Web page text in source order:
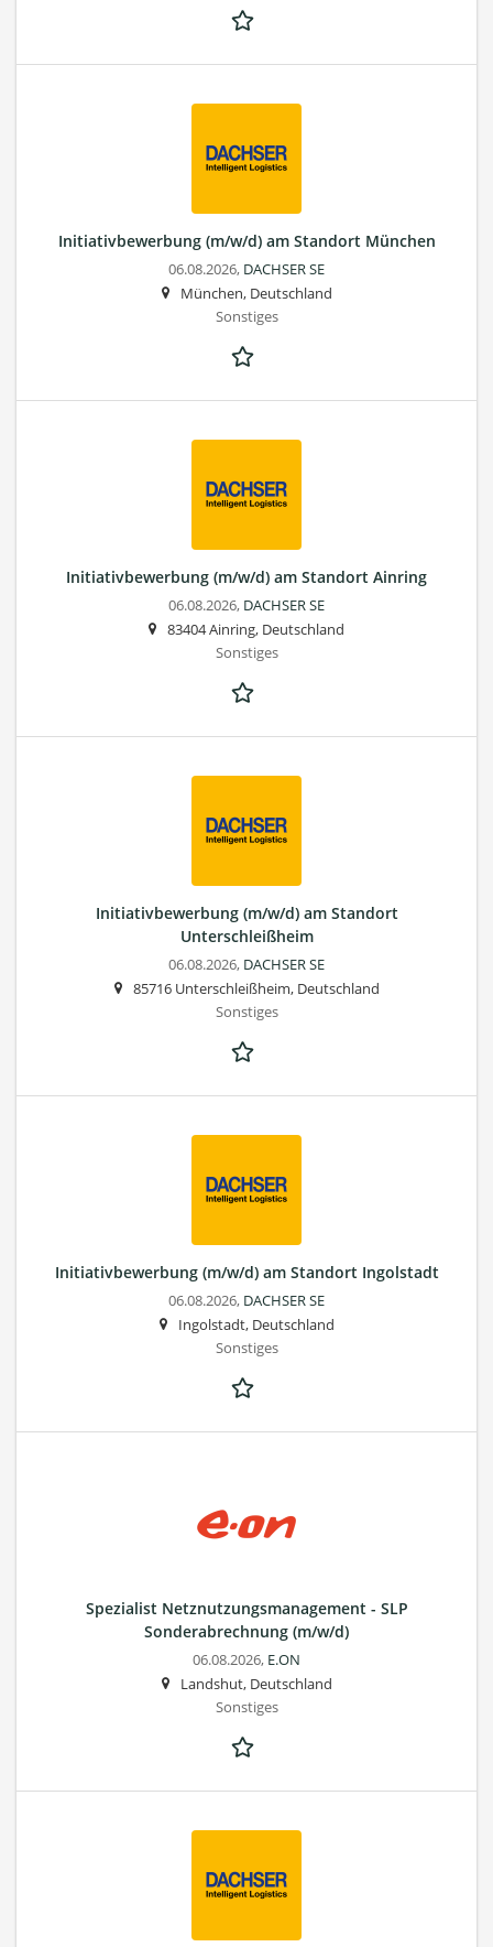
Initiativbewerbung (m/w/d) am Standort München
06.08.2026, DACHSER SE
München, Deutschland
Sonstiges
Initiativbewerbung (m/w/d) am Standort Ainring
06.08.2026, DACHSER SE
83404 Ainring, Deutschland
Sonstiges
Initiativbewerbung (m/w/d) am Standort
Unterschleißheim
06.08.2026, DACHSER SE
85716 Unterschleißheim, Deutschland
Sonstiges
Initiativbewerbung (m/w/d) am Standort Ingolstadt
06.08.2026, DACHSER SE
Ingolstadt, Deutschland
Sonstiges
Spezialist Netznutzungsmanagement - SLP
Sonderabrechnung (m/w/d)
06.08.2026, E.ON
Landshut, Deutschland
Sonstiges